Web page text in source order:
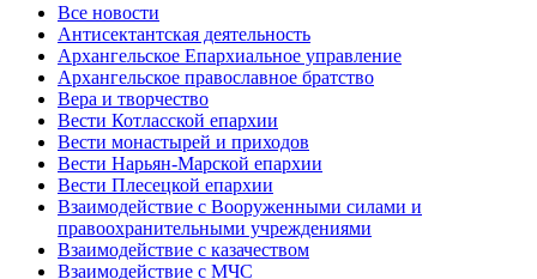
Все новости
Антисектантская деятельность
Архангельское Епархиальное управление
Архангельское православное братство
Вера и творчество
Вести Котласской епархии
Вести монастырей и приходов
Вести Нарьян-Марской епархии
Вести Плесецкой епархии
Взаимодействие с Вооруженными силами и
правоохранительными учреждениями
Взаимодействие с казачеством
Взаимодействие с МЧС